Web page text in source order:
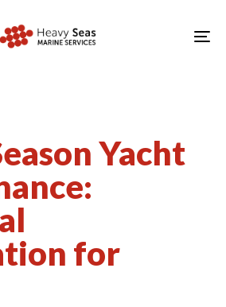
Yacht
for